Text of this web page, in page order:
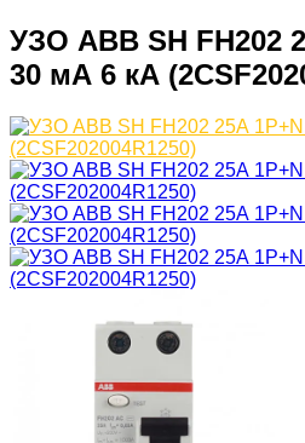
УЗО ABB SH FH202
30 мА 6 кА